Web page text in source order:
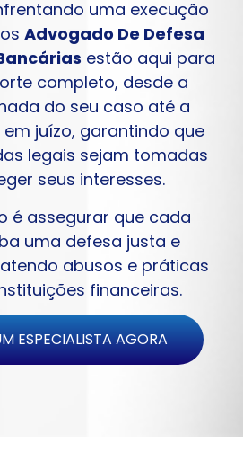
uma execução
Advogado De Defesa
estão aqui para
completo, desde a
do seu caso até a
juízo, garantindo que
legais sejam tomadas
seus interesses.
é assegurar que cada
uma defesa justa e
abusos e práticas
financeiras.
ESPECIALISTA AGORA